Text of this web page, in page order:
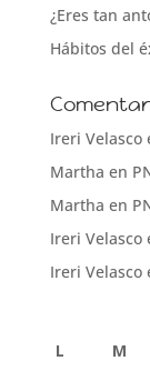
¿Eres tan
Hábitos del
Ireri Velasco
Martha en
Martha en
Ireri Velasco
Ireri Velasco
L M